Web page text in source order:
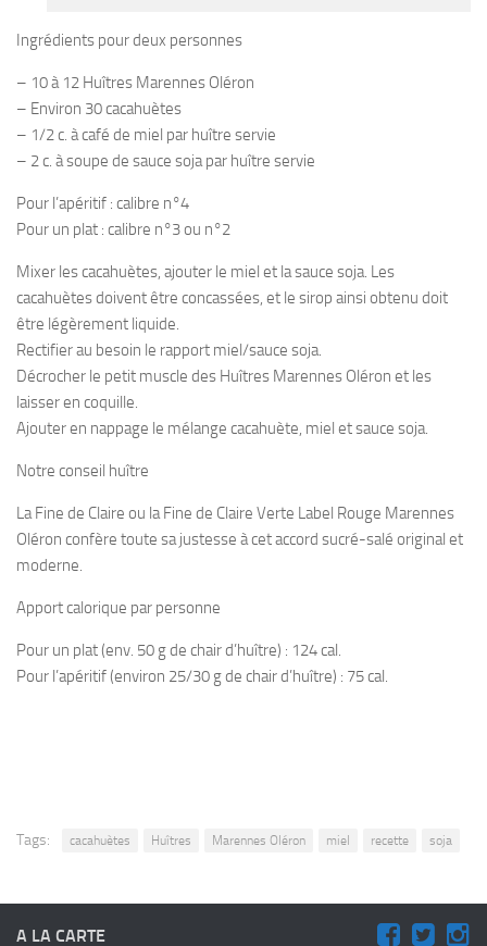
Ingrédients pour deux personnes
– 10 à 12 Huîtres Marennes Oléron
– Environ 30 cacahuètes
– 1/2 c. à café de miel par huître servie
– 2 c. à soupe de sauce soja par huître servie
Pour l’apéritif : calibre n°4
Pour un plat : calibre n°3 ou n°2
Mixer les cacahuètes, ajouter le miel et la sauce soja. Les
cacahuètes doivent être concassées, et le sirop ainsi obtenu doit
être légèrement liquide.
Rectifier au besoin le rapport miel/sauce soja.
Décrocher le petit muscle des Huîtres Marennes Oléron et les
laisser en coquille.
Ajouter en nappage le mélange cacahuète, miel et sauce soja.
Notre conseil huître
La Fine de Claire ou la Fine de Claire Verte Label Rouge Marennes
Oléron confère toute sa justesse à cet accord sucré-salé original et
moderne.
Apport calorique par personne
Pour un plat (env. 50 g de chair d’huître) : 124 cal.
Pour l’apéritif (environ 25/30 g de chair d’huître) : 75 cal.
Tags: cacahuètes Huîtres Marennes Oléron miel recette soja
A LA CARTE